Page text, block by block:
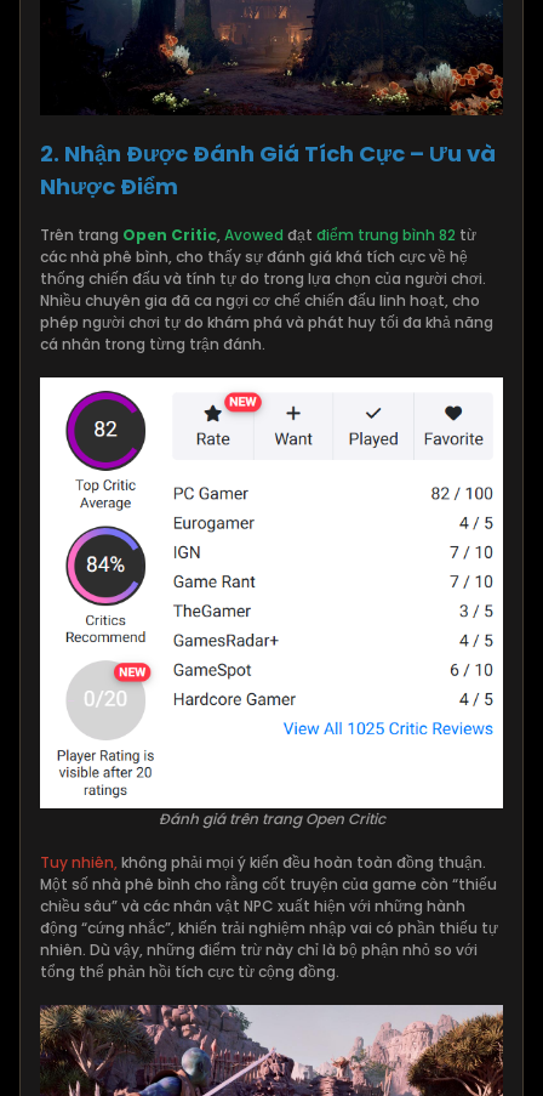
2. Nhận Được Đánh Giá Tích Cực – Ưu và
Nhược Điểm
Trên trang Open Critic, Avowed đạt điểm trung bình 82 từ
các nhà phê bình, cho thấy sự đánh giá khá tích cực về hệ
thống chiến đấu và tính tự do trong lựa chọn của người chơi.
Nhiều chuyên gia đã ca ngợi cơ chế chiến đấu linh hoạt, cho
phép người chơi tự do khám phá và phát huy tối đa khả năng
cá nhân trong từng trận đánh.
Đánh giá trên trang Open Critic
Tuy nhiên,không phải mọi ý kiến đều hoàn toàn đồng thuận.
Một số nhà phê bình cho rằng cốt truyện của game còn “thiếu
chiều sâu” và các nhân vật NPC xuất hiện với những hành
động “cứng nhắc”, khiến trải nghiệm nhập vai có phần thiếu tự
nhiên. Dù vậy, những điểm trừ này chỉ là bộ phận nhỏ so với
tổng thể phản hồi tích cực từ cộng đồng.